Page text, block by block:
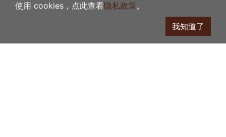
使用 cookies，点此查看隐私政策。
我知道了